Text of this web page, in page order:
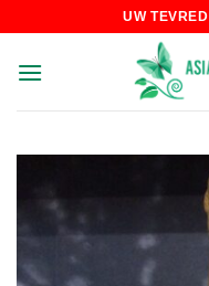
content
UW